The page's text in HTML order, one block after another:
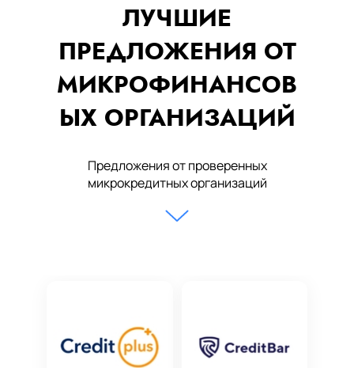
ЛУЧШИЕ
ПРЕДЛОЖЕНИЯ ОТ
МИКРОФИНАНСОВ
ЫХ ОРГАНИЗАЦИЙ
Предложения от проверенных
микрокредитных организаций